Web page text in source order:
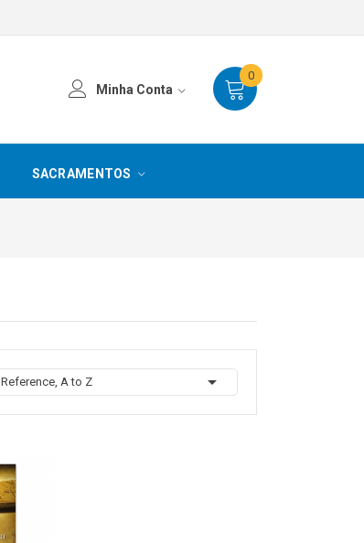
0
Minha Conta
SACRAMENTOS
Reference, A to Z 